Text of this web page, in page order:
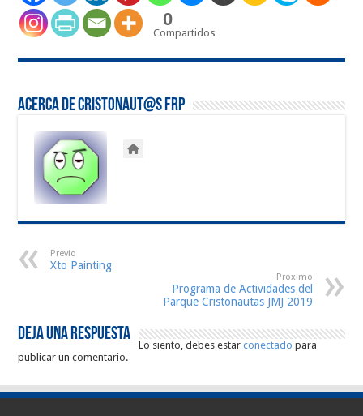
0
Compartidos
Acerca de Cristonaut@s FRP
Previo
Xto Painting
Proximo
Programa de Actividades del
Parque Cristonautas JMJ 2019
Deja una respuesta
Lo siento, debes estarconectado para
publicar un comentario.